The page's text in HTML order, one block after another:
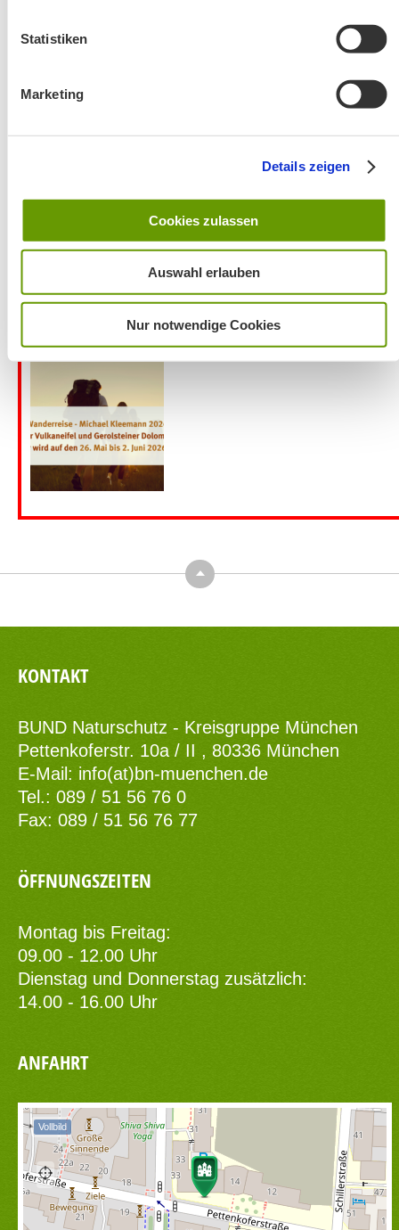
Statistiken
Marketing
Details zeigen
Cookies zulassen
Auswahl erlauben
Nur notwendige Cookies
Wanderung entfällt
Aktuelles zu den Wanderreisen von Michael Kleemann
2026
Top
KONTAKT
BUND Naturschutz - Kreisgruppe München
Pettenkoferstr. 10a / II , 80336 München
E-Mail: info(at)bn-muenchen.de
Tel.: 089 / 51 56 76 0
Fax: 089 / 51 56 76 77
ÖFFNUNGSZEITEN
Montag bis Freitag:
09.00 - 12.00 Uhr
Dienstag und Donnerstag zusätzlich:
14.00 - 16.00 Uhr
ANFAHRT
Vollbild